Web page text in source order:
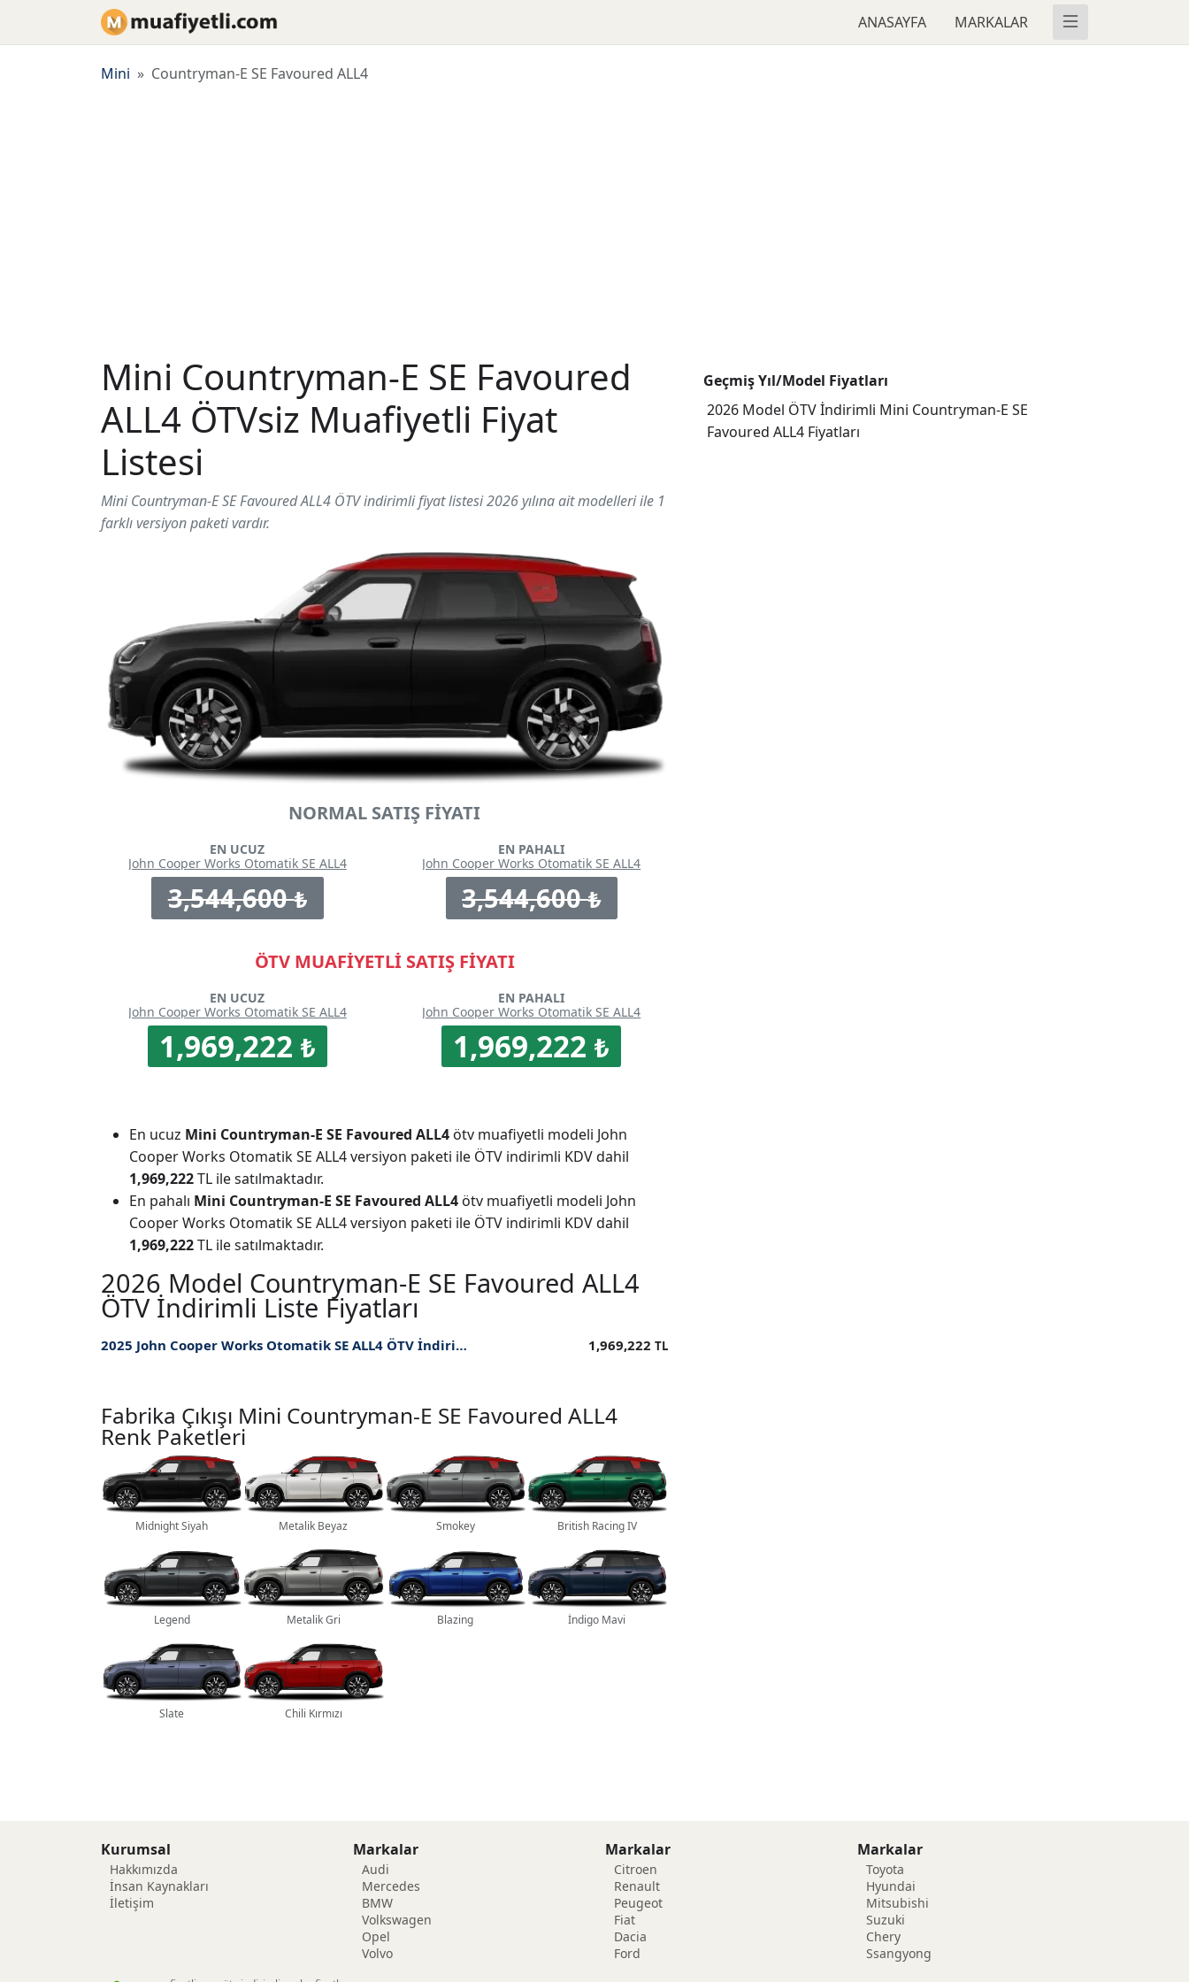
ANASAYFA MARKALAR
Mini Countryman-E SE Favoured ALL4
Mini Countryman-E SE Favoured
ALL4 ÖTVsiz Muafiyetli Fiyat
Listesi
Mini Countryman-E SE Favoured ALL4 ÖTV indirimli fiyat listesi 2026 yılına ait modelleri ile 1
farklı versiyon paketi vardır.
NORMAL SATIŞ FİYATI
EN UCUZ
John Cooper Works Otomatik SE ALL4
3,544,600₺
EN PAHALI
John Cooper Works Otomatik SE ALL4
3,544,600₺
ÖTV MUAFİYETLİ SATIŞ FİYATI
EN UCUZ
John Cooper Works Otomatik SE ALL4
1,969,222 ₺
EN PAHALI
John Cooper Works Otomatik SE ALL4
1,969,222₺
En ucuz Mini Countryman-E SE Favoured ALL4 ötv muafiyetli modeli John
Cooper Works Otomatik SE ALL4 versiyon paketi ile ÖTV indirimli KDV dahil
1,969,222TL ile satılmaktadır.
En pahalı Mini Countryman-E SE Favoured ALL4 ötv muafiyetli modeli John
Cooper Works Otomatik SE ALL4 versiyon paketi ile ÖTV indirimli KDV dahil
1,969,222TL ile satılmaktadır.
2026 Model Countryman-E SE Favoured ALL4
ÖTV İndirimli Liste Fiyatları
2025 John Cooper Works Otomatik SE ALL4 ÖTV İndirimli Fiyatı 1,969,222 TL
Fabrika Çıkışı Mini Countryman-E SE Favoured ALL4
Renk Paketleri
Midnight Siyah Metalik Beyaz Smokey British Racing IV
Legend Metalik Gri Blazing İndigo Mavi
Slate Chili Kırmızı
Geçmiş Yıl/Model Fiyatları
2026 Model ÖTV İndirimli Mini Countryman-E SE
Favoured ALL4 Fiyatları
Kurumsal
Hakkımızda
İnsan Kaynakları
İletişim
Markalar
Audi
Mercedes
BMW
Volkswagen
Opel
Volvo
Markalar
Citroen
Renault
Peugeot
Fiat
Dacia
Ford
Markalar
Toyota
Hyundai
Mitsubishi
Suzuki
Chery
Ssangyong